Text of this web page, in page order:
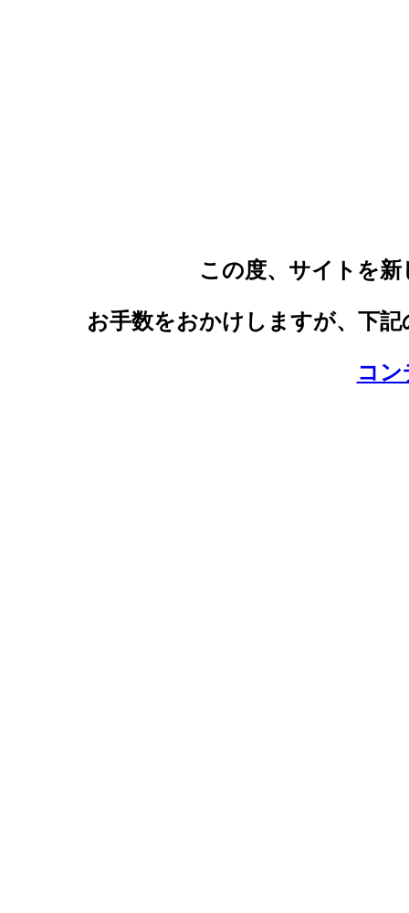
この度、サイトを
お手数をおかけしますが、下
コン